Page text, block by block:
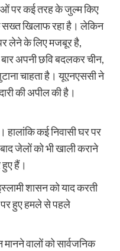
पर कई तरह के जुल्म किए
खिलाफ रहा है। लेकिन
लेने के लिए मजबूर है,
अपनी छवि बदलकर चीन,
चाहता है। यूएनएससी ने
की अपील की है।
हालांकि कई निवासी घर पर
जेलों को भी खाली कराने
हैं।
शासन को याद करती
हुए हमले से पहले
वालों को सार्वजनिक